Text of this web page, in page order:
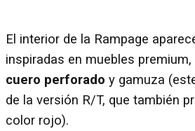
El interior de la Rampage
inspiradas en muebles premium,
cuero perforado y gamuza
de la versión R/T, que también
color rojo).